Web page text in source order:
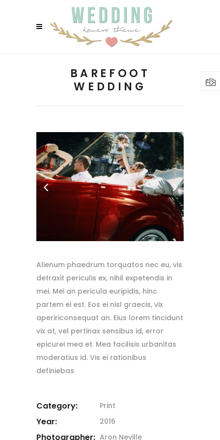
BAREFOOT
WEDDING
Alienum phaedrum torquatos nec eu, vis
detraxit periculis ex, nihil expetendis in
mei. Mei an pericula euripidis, hinc
partem ei est. Eos ei nisl graecis, vix
apeririconsequat an. Eius lorem tincidunt
vix at, vel pertinax sensibus id, error
epicurei mea et. Mea facilisis urbanitas
moderatius id. Vis ei rationibus
definiebas
Category: Print
Year: 2016
Photographer: Aron Neville